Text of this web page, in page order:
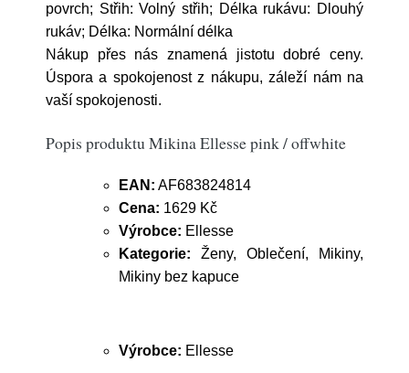
povrch; Střih: Volný střih; Délka rukávu: Dlouhý
rukáv; Délka: Normální délka
Nákup přes nás znamená jistotu dobré ceny.
Úspora a spokojenost z nákupu, záleží nám na
vaší spokojenosti.
Popis produktu Mikina Ellesse pink / offwhite
EAN: AF683824814
Cena: 1629 Kč
Výrobce: Ellesse
Kategorie: Ženy, Oblečení, Mikiny,
Mikiny bez kapuce
Výrobce: Ellesse